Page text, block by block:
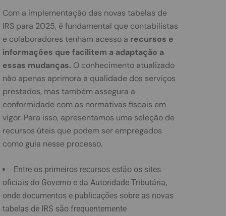
Com a implementação das novas tabelas de
IRS para 2025, é fundamental que contabilistas
e colaboradores tenham acesso a recursos e
informações que facilitem a adaptação a
essas mudanças. O conhecimento atualizado
não apenas aprimora a qualidade dos serviços
prestados, mas também assegura a
conformidade com as normativas fiscais em
vigor. Para isso, apresentamos uma seleção de
recursos úteis que podem ser empregados
como guia nesse processo.
Entre os primeiros recursos estão os sites
oficiais do Governo e da Autoridade Tributária,
onde documentos e publicações sobre as novas
tabelas de IRS são frequentemente